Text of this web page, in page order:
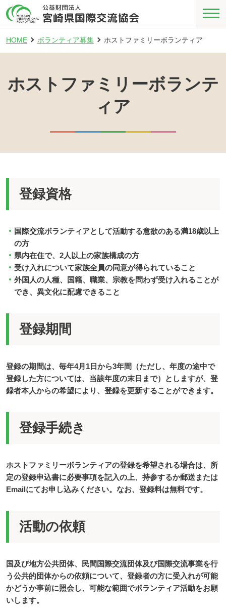
HOME ボランティア募集 ホストファミリーボランティア
ホストファミリーボランテ
ィア
登録資格
国際交流ボランティアとして活動する意欲のある満18歳以上
の方
県内在住で、2人以上の家族構成の方
受け入れについて家族全員の同意が得られていること
外国人の人種、国籍、職業、宗教を問わず受け入れることが
でき、異文化に配慮できること
登録期間
登録の期間は、毎年4月1日から3年間（ただし、年度の途中で
登録した方については、当該年度の末日まで）としますが、登
録者本人からの希望により、登録を更新することができます。
登録手続き
ホストファミリーボランティアの登録を希望される場合は、所
定の登録申込書に必要事項を記入の上、持参するか郵送または
Emailにてお申し込みください。なお、登録料は無料です。
活動の依頼
国及び地方公共団体、民間国際交流団体及び国際交流事業を行
う公共的団体からの依頼について、登録者の方に受入れが可能
かどうか事前に照会し、可能な範囲でボランティア活動をお願
いします。